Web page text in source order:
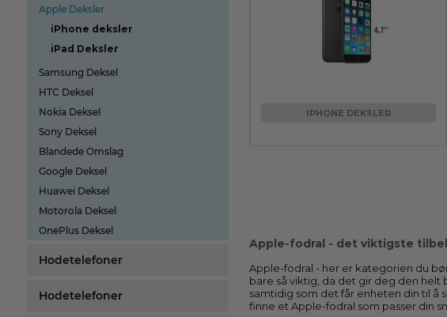
Apple Deksler
iPhone deksler
iPad Deksler
Samsung Deksel
HTC Deksel
Nokia Deksel
Sony Deksel
Blandede Omslag
Google Deksel
Huawei Deksel
Motorola Deksel
OnePlus Deksel
Hodetelefoner
Hodetelefoner
IPHONE DEKSLER
Apple-fodral - det viktigste
Apple-fodral - her er kategorien du
bare så viktig, da det gir deg den helt
samtidig som det får enheten din til å
finne et Apple-fodral som passer din